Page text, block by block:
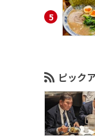
ピック